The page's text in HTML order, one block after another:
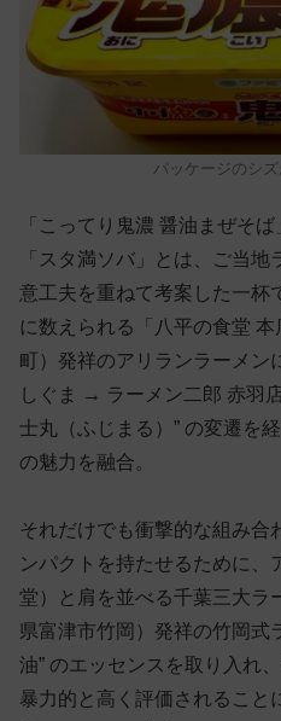
パッケージのシ
「こってり鬼濃 醤油まぜそ
「スタ満ソバ」とは、ご当
意工夫を重ねて考案した一杯
に数えられる「八平の食堂
町）発祥のアリランラーメン
しぐま → ラーメン二郎 赤
士丸（ふじまる）” の変遷を
の魅力を融合。
それだけでも衝撃的な組み合
ンパクトを持たせるために、
堂）と肩を並べる千葉三大ラ
県富津市竹岡）発祥の竹岡式
油” のエッセンスを取り入れ
暴力的と高く評価されること